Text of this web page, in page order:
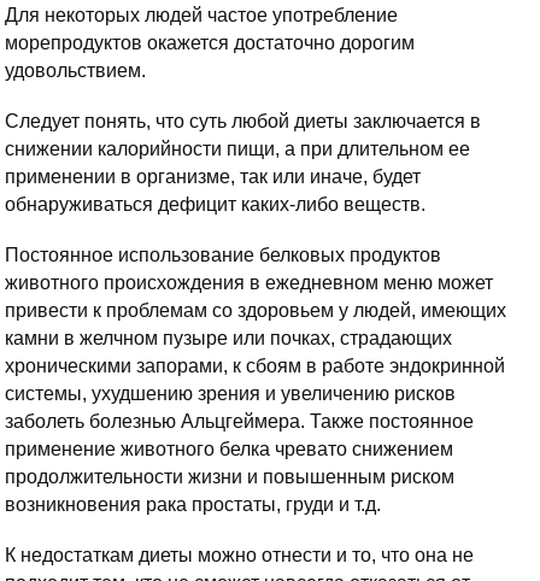
Для некоторых людей частое употребление
морепродуктов окажется достаточно дорогим
удовольствием.
Следует понять, что суть любой диеты заключается в
снижении калорийности пищи, а при длительном ее
применении в организме, так или иначе, будет
обнаруживаться дефицит каких-либо веществ.
Постоянное использование белковых продуктов
животного происхождения в ежедневном меню может
привести к проблемам со здоровьем у людей, имеющих
камни в желчном пузыре или почках, страдающих
хроническими запорами, к сбоям в работе эндокринной
системы, ухудшению зрения и увеличению рисков
заболеть болезнью Альцгеймера. Также постоянное
применение животного белка чревато снижением
продолжительности жизни и повышенным риском
возникновения рака простаты, груди и т.д.
К недостаткам диеты можно отнести и то, что она не